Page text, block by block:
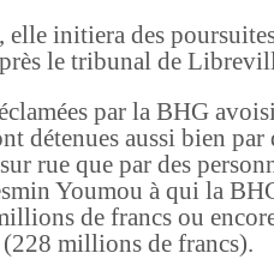
elle initiera des
le tribunal de
par la BHG
détenues aussi bien par
rue que par des
Youmou à qui la
de francs ou
millions de francs).